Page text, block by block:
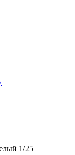
1/25